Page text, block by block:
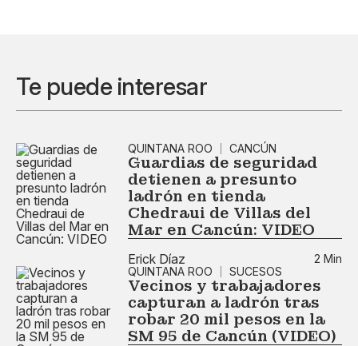
Te puede interesar
QUINTANA ROO CANCÚN
Guardias de seguridad
detienen a presunto
ladrón en tienda
Chedraui de Villas del
Mar en Cancún: VIDEO
Erick Díaz
2 Min
QUINTANA ROO
SUCESOS
Vecinos y trabajadores
capturan a ladrón tras
robar 20 mil pesos en la
SM 95 de Cancún (VIDEO)